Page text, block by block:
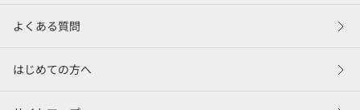
よくある質問
はじめての方へ